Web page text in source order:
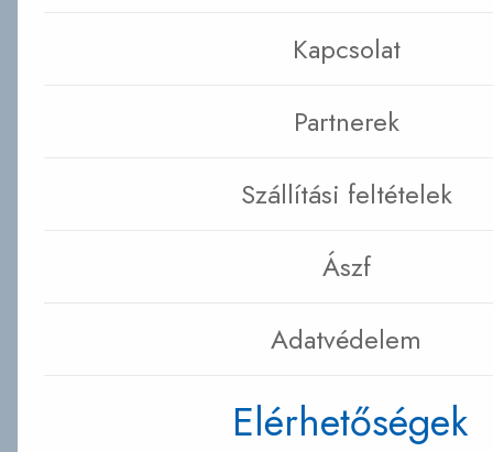
Kapcsolat
Partnerek
Szállítási feltételek
Ászf
Adatvédelem
Elérhetőségek